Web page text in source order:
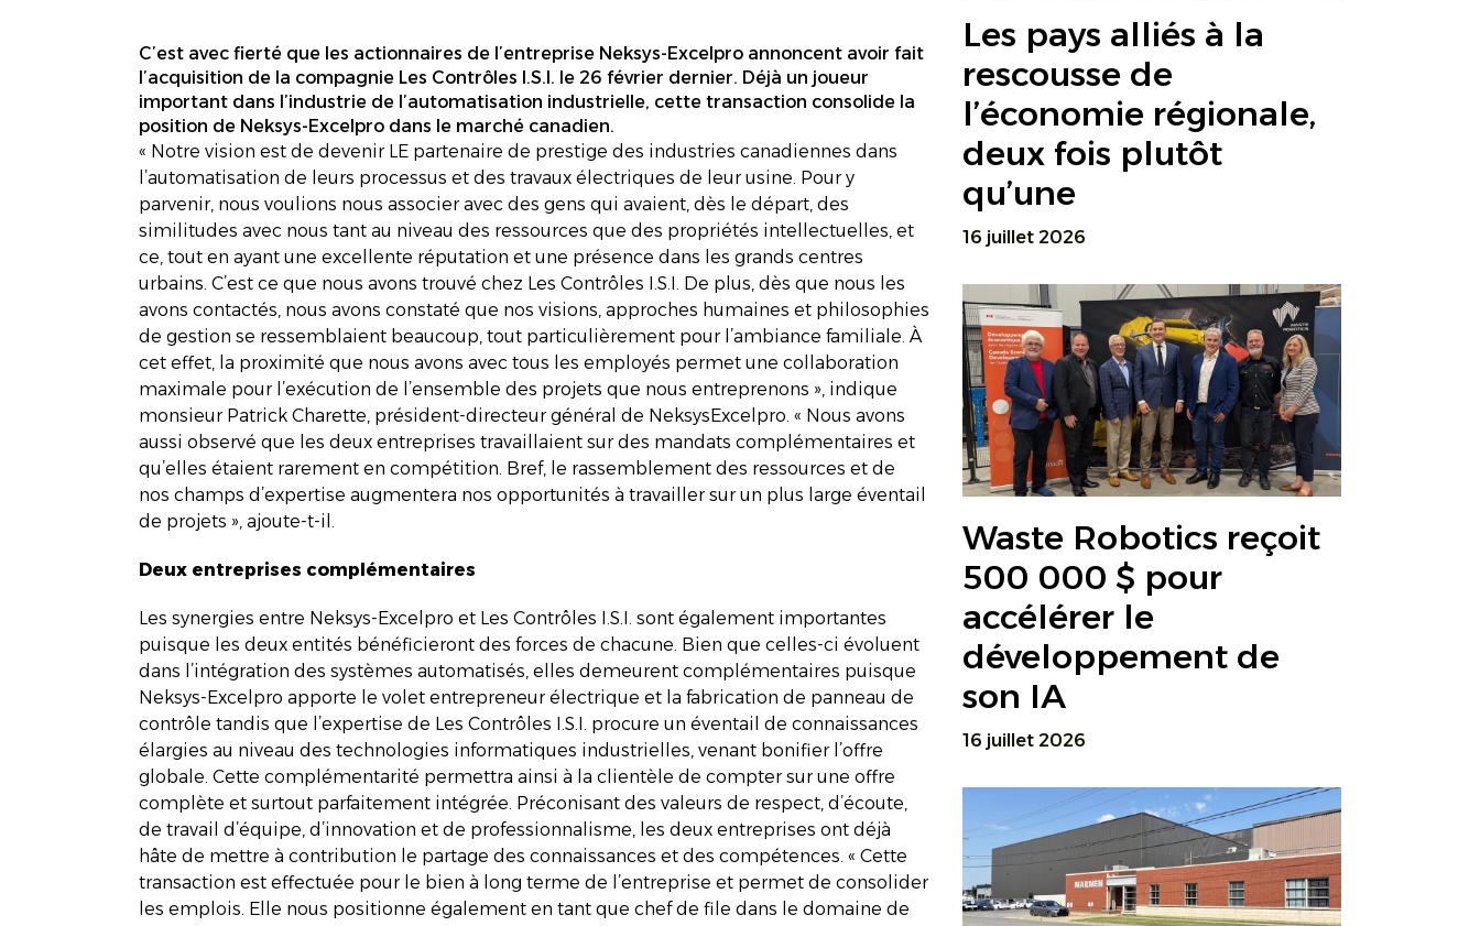
C’est avec fierté que les actionnaires de l’entreprise Neksys-Excelpro annoncent avoir fait
l’acquisition de la compagnie Les Contrôles I.S.I. le 26 février dernier. Déjà un joueur
important dans l’industrie de l’automatisation industrielle, cette transaction consolide la
position de Neksys-Excelpro dans le marché canadien.
« Notre vision est de devenir LE partenaire de prestige des industries canadiennes dans
l’automatisation de leurs processus et des travaux électriques de leur usine. Pour y
parvenir, nous voulions nous associer avec des gens qui avaient, dès le départ, des
similitudes avec nous tant au niveau des ressources que des propriétés intellectuelles, et
ce, tout en ayant une excellente réputation et une présence dans les grands centres
urbains. C’est ce que nous avons trouvé chez Les Contrôles I.S.I. De plus, dès que nous les
avons contactés, nous avons constaté que nos visions, approches humaines et philosophies
de gestion se ressemblaient beaucoup, tout particulièrement pour l’ambiance familiale. À
cet effet, la proximité que nous avons avec tous les employés permet une collaboration
maximale pour l’exécution de l’ensemble des projets que nous entreprenons », indique
monsieur Patrick Charette, président-directeur général de NeksysExcelpro. « Nous avons
aussi observé que les deux entreprises travaillaient sur des mandats complémentaires et
qu’elles étaient rarement en compétition. Bref, le rassemblement des ressources et de
nos champs d’expertise augmentera nos opportunités à travailler sur un plus large éventail
de projets », ajoute-t-il.
Deux entreprises complémentaires
Les synergies entre Neksys-Excelpro et Les Contrôles I.S.I. sont également importantes
puisque les deux entités bénéficieront des forces de chacune. Bien que celles-ci évoluent
dans l’intégration des systèmes automatisés, elles demeurent complémentaires puisque
Neksys-Excelpro apporte le volet entrepreneur électrique et la fabrication de panneau de
contrôle tandis que l’expertise de Les Contrôles I.S.I. procure un éventail de connaissances
élargies au niveau des technologies informatiques industrielles, venant bonifier l’offre
globale. Cette complémentarité permettra ainsi à la clientèle de compter sur une offre
complète et surtout parfaitement intégrée. Préconisant des valeurs de respect, d’écoute,
de travail d’équipe, d’innovation et de professionnalisme, les deux entreprises ont déjà
hâte de mettre à contribution le partage des connaissances et des compétences. « Cette
transaction est effectuée pour le bien à long terme de l’entreprise et permet de consolider
les emplois. Elle nous positionne également en tant que chef de file dans le domaine de
Les pays alliés à la
rescousse de
l’économie régionale,
deux fois plutôt
qu’une
16 juillet 2026
Waste Robotics reçoit
500 000 $ pour
accélérer le
développement de
son IA
16 juillet 2026